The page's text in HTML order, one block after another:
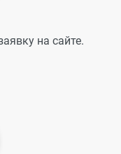
на сайте.